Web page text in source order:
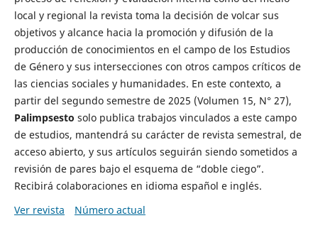
local y regional la revista toma la decisión de volcar sus
objetivos y alcance hacia la promoción y difusión de la
producción de conocimientos en el campo de los Estudios
de Género y sus intersecciones con otros campos críticos de
las ciencias sociales y humanidades. En este contexto, a
partir del segundo semestre de 2025 (Volumen 15, N° 27),
Palimpsesto solo publica trabajos vinculados a este campo
de estudios, mantendrá su carácter de revista semestral, de
acceso abierto, y sus artículos seguirán siendo sometidos a
revisión de pares bajo el esquema de “doble ciego”.
Recibirá colaboraciones en idioma español e inglés.
Ver revista
Número actual